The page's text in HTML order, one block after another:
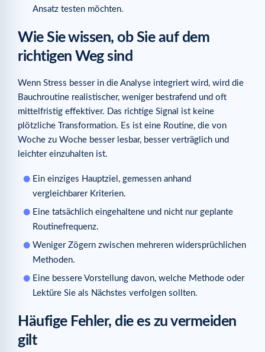
Ansatz testen möchten.
Wie Sie wissen, ob Sie auf dem
richtigen Weg sind
Wenn Stress besser in die Analyse integriert wird, wird die
Bauchroutine realistischer, weniger bestrafend und oft
mittelfristig effektiver. Das richtige Signal ist keine
plötzliche Transformation. Es ist eine Routine, die von
Woche zu Woche besser lesbar, besser verträglich und
leichter einzuhalten ist.
Ein einziges Hauptziel, gemessen anhand
vergleichbarer Kriterien.
Eine tatsächlich eingehaltene und nicht nur geplante
Routinefrequenz.
Weniger Zögern zwischen mehreren widersprüchlichen
Methoden.
Eine bessere Vorstellung davon, welche Methode oder
Lektüre Sie als Nächstes verfolgen sollten.
Häufige Fehler, die es zu vermeiden
gilt